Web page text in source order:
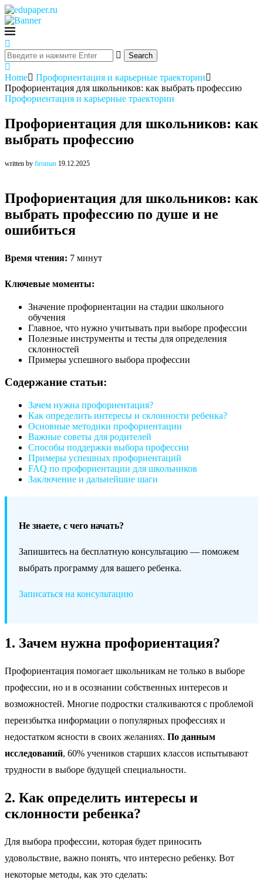
Search
Home
Профориентация и карьерные траектории
Профориентация для школьников: как выбрать профессию
Профориентация и карьерные траектории
Профориентация для школьников: как
выбрать профессию
written by firoman 19.12.2025
Профориентация для школьников: как
выбрать профессию по душе и не
ошибиться
Время чтения: 7 минут
Ключевые моменты:
Значение профориентации на стадии школьного
обучения
Главное, что нужно учитывать при выборе профессии
Полезные инструменты и тесты для определения
склонностей
Примеры успешного выбора профессии
Содержание статьи:
Зачем нужна профориентация?
Как определить интересы и склонности ребенка?
Основные методики профориентации
Важные советы для родителей
Способы поддержки выбора профессии
Примеры успешных профориентаций
FAQ по профориентации для школьников
Заключение и дальнейшие шаги
Не знаете, с чего начать?
Запишитесь на бесплатную консультацию — поможем
выбрать программу для вашего ребенка.
Записаться на консультацию
1. Зачем нужна профориентация?
Профориентация помогает школьникам не только в выборе
профессии, но и в осознании собственных интересов и
возможностей. Многие подростки сталкиваются с проблемой
переизбытка информации о популярных профессиях и
недостатком ясности в своих желаниях. По данным
исследований, 60% учеников старших классов испытывают
трудности в выборе будущей специальности.
2. Как определить интересы и
склонности ребенка?
Для выбора профессии, которая будет приносить
удовольствие, важно понять, что интересно ребенку. Вот
некоторые методы, как это сделать: